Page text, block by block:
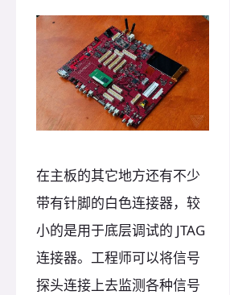
在主板的其它地方还有不少
带有针脚的白色连接器，较
小的是用于底层调试的 JTAG
连接器。工程师可以将信号
探头连接上去监测各种信号